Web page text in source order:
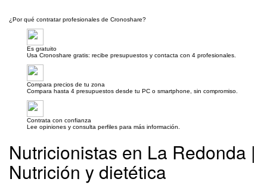
¿Por qué contratar profesionales de Cronoshare?
Es gratuito
Usa Cronoshare gratis: recibe presupuestos y contacta con 4 profesionales.
Compara precios de tu zona
Compara hasta 4 presupuestos desde tu PC o smartphone, sin compromiso.
Contrata con confianza
Lee opiniones y consulta perfiles para más información.
Nutricionistas en La Redonda |
Nutrición y dietética